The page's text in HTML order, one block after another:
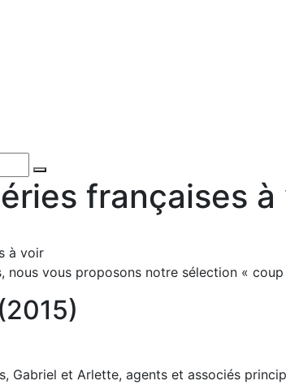
françaises à
nous vous proposons notre sélection «
Gabriel et Arlette, agents et associés